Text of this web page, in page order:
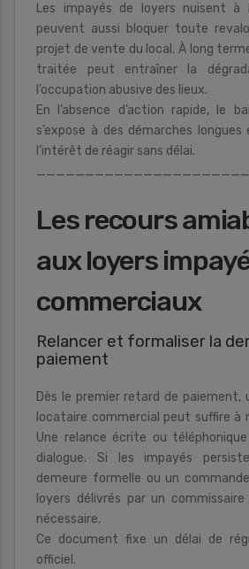
Les impayés de loyers nuisent à
peuvent aussi bloquer toute
projet de vente du local. À long
traitée peut entraîner la
l’occupation abusive des lieux.
En l’absence d’action rapide, le
s’expose à des démarches longues
l’intérêt de réagir sans délai.
Les recours
aux loyers
commerciaux
Relancer et formaliser la
paiement
Dès le premier retard de paiement,
locataire commercial peut suffire à
Une relance écrite ou
dialogue. Si les impayés
demeure formelle ou un
loyers délivrés par un
nécessaire.
Ce document fixe un délai de
officiel.